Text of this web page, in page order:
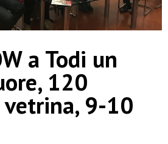
a Todi un
120
9-10